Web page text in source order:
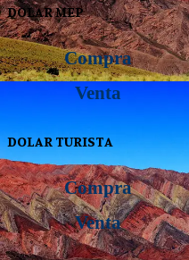
DOLAR MEP
Compra
Venta
DOLAR TURISTA
Compra
Venta